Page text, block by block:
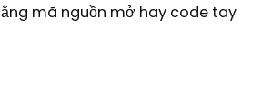
mã nguồn mở hay code tay